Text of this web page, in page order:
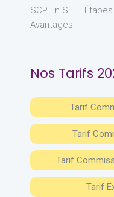
SCP En SEL :
Avantages
Nos Tarifs
Tarif
Tarif
Tarif
Tarif